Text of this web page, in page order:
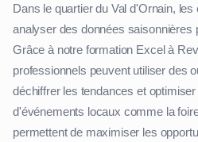
Dans le quartier du Val d'Ornain,
analyser des données saisonnières
Grâce à notre formation Excel à
professionnels peuvent utiliser des
déchiffrer les tendances et
d'événements locaux comme la
permettent de maximiser les